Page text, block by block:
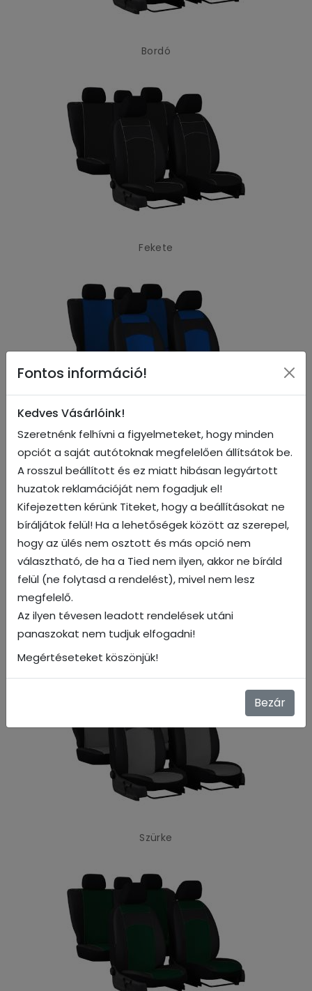
Bordó
Fekete
piros
Szürke
Fontos információ!
Kedves Vásárlóink!
Szeretnénk felhívni a figyelmeteket, hogy minden
opciót a saját autótoknak megfelelően állítsátok be.
A rosszul beállított és ez miatt hibásan legyártott
huzatok reklamációját nem fogadjuk el!
Kifejezetten kérünk Titeket, hogy a beállításokat ne
bíráljátok felül! Ha a lehetőségek között az szerepel,
hogy az ülés nem osztott és más opció nem
választható, de ha a Tied nem ilyen, akkor ne bíráld
felül (ne folytasd a rendelést), mivel nem lesz
megfelelő.
Az ilyen tévesen leadott rendelések utáni
panaszokat nem tudjuk elfogadni!
Megértéseteket köszönjük!
Bezár